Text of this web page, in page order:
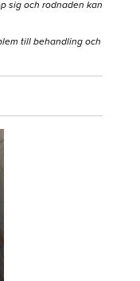
sig och rodnaden kan
till behandling och